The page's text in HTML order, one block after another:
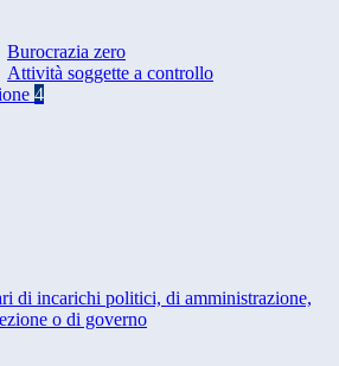
Burocrazia zero
Attività soggette a controllo
4
di incarichi politici, di amministrazione,
o di governo